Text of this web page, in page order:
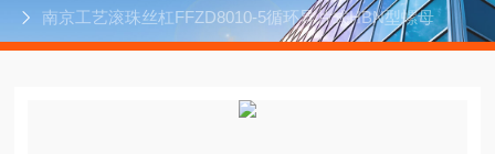
南京工艺滚珠丝杠FFZD8010-5循环导片式HBN型螺母